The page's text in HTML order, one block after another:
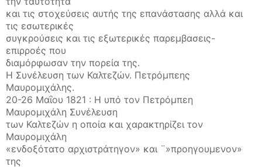
και τις στοχεύσεις αυτής της επανάστασης αλλά και
τις εσωτερικές
συγκρούσεις και τις εξωτερικές παρεμβασεις-
επιρροές που
διαμόρφωσαν την πορεία της.
Η Συνέλευση των Καλτεζών. Πετρόμπεης
Μαυρομιχάλης.
20-26 Μαΐου 1821 : Η υπό τον Πετρόμπεη
Μαυρομιχάλη Συνέλευση
των Καλτεζών η οποία και χαρακτηρίζει τον
Μαυρομιχάλη
«ενδοξότατο αρχιστράτηγον» και ¨»προηγουμενον»
της